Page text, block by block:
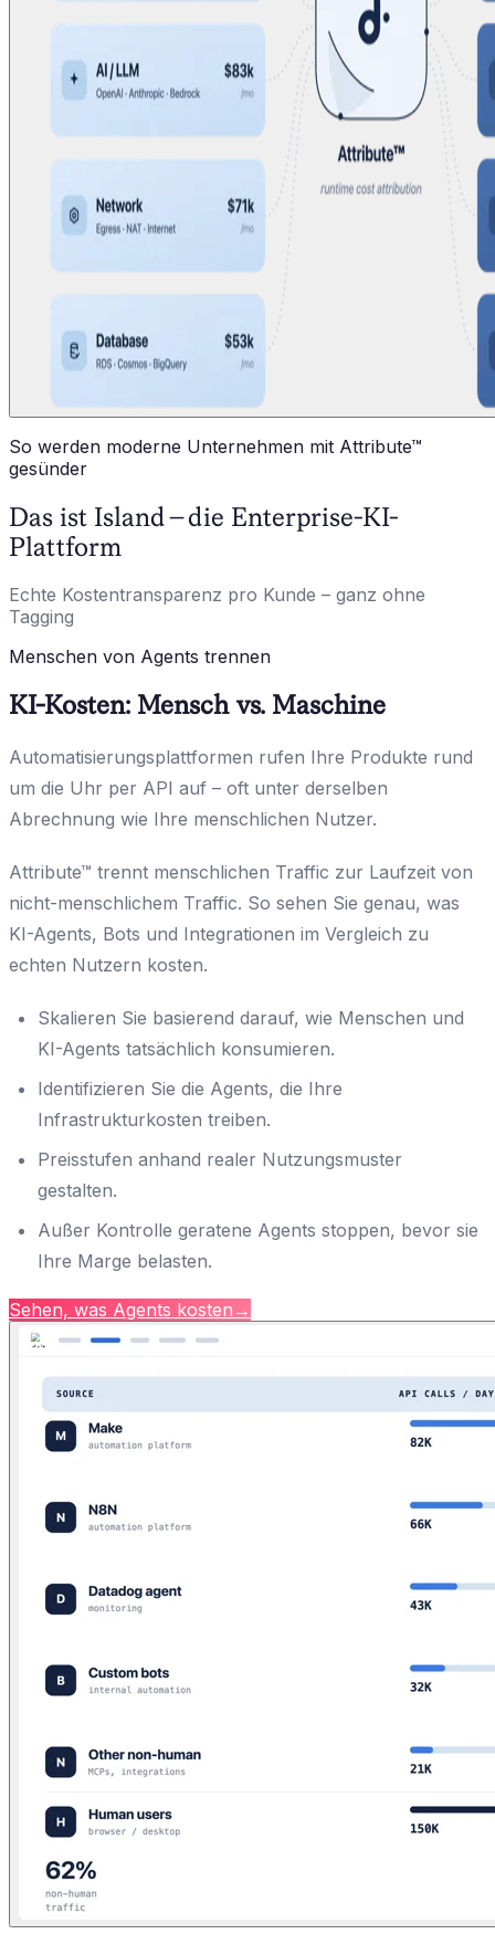
So werden moderne Unternehmen mit Attribute™
gesünder
Das ist Island – die Enterprise-KI-
Plattform
Echte Kostentransparenz pro Kunde – ganz ohne
Tagging
Menschen von Agents trennen
KI-Kosten: Mensch vs. Maschine
Automatisierungsplattformen rufen Ihre Produkte rund
um die Uhr per API auf – oft unter derselben
Abrechnung wie Ihre menschlichen Nutzer.
Attribute™ trennt menschlichen Traffic zur Laufzeit von
nicht-menschlichem Traffic. So sehen Sie genau, was
KI-Agents, Bots und Integrationen im Vergleich zu
echten Nutzern kosten.
Skalieren Sie basierend darauf, wie Menschen und
KI-Agents tatsächlich konsumieren.
Identifizieren Sie die Agents, die Ihre
Infrastrukturkosten treiben.
Preisstufen anhand realer Nutzungsmuster
gestalten.
Außer Kontrolle geratene Agents stoppen, bevor sie
Ihre Marge belasten.
Sehen, was Agents kosten →